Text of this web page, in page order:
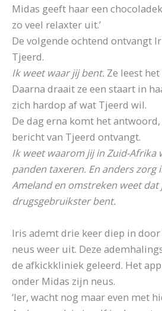
Midas geeft haar een
zo veel relaxter uit.’
De volgende ochtend ontvangt
Tjeerd.
Ik weet waar jij bent. Ze leest
Daarna draait ze een staart in
zich hardop af wat Tjeerd wil.
De dag erna komt het
bericht van Tjeerd ontvangt.
Ik weet waarom jij in Zuid-Afrika
panden taxeren. En anders zorg
Ameland en omstreken weet
drugsgebruikster bent.
Iris ademt drie keer diep in
neus weer uit. Deze
de afkickkliniek geleerd. Het
onder Midas zijn neus.
‘Ier, wacht nog maar even met